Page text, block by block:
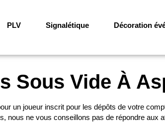
PLV Signalétique Décoration
Sous Vide À
un joueur inscrit pour les dépôts de votre
nous ne vous conseillons pas de répondre